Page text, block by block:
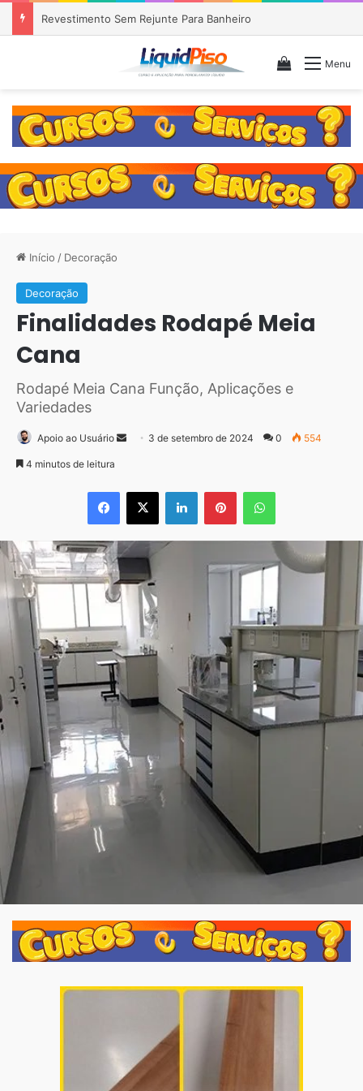
Piso Epóxi em Banheiro Anália Franco SP
Menu
Veja seu
Início / Decoração
Decoração
Finalidades Rodapé Meia
Cana
Rodapé Meia Cana Função, Aplicações e
Variedades
Apoio ao Usuário
Mande
mail
3 de setembro de 2024 0 554
4 minutos de leitura
Facebook
X LinkedinPinterestWhatsApp